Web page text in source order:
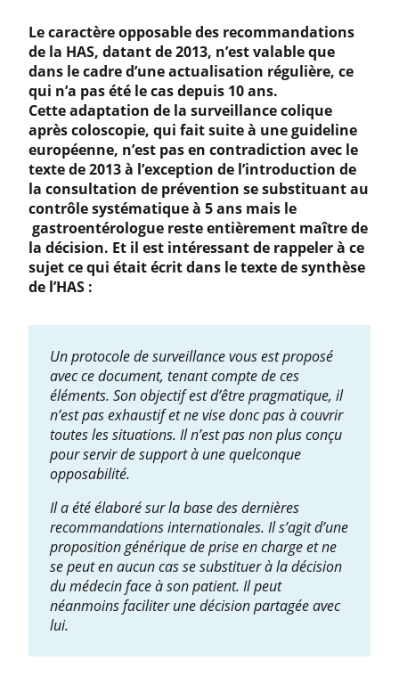
Le caractère opposable des recommandations
de la HAS, datant de 2013, n’est valable que
dans le cadre d’une actualisation régulière, ce
qui n’a pas été le cas depuis 10 ans.
Cette adaptation de la surveillance colique
après coloscopie, qui fait suite à une guideline
européenne, n’est pas en contradiction avec le
texte de 2013 à l’exception de l’introduction de
la consultation de prévention se substituant au
contrôle systématique à 5 ans mais le
gastroentérologue reste entièrement maître de
la décision. Et il est intéressant de rappeler à ce
sujet ce qui était écrit dans le texte de synthèse
de l’HAS :
Un protocole de surveillance vous est proposé
avec ce document, tenant compte de ces
éléments. Son objectif est d’être pragmatique, il
n’est pas exhaustif et ne vise donc pas à couvrir
toutes les situations. Il n’est pas non plus conçu
pour servir de support à une quelconque
opposabilité.
Il a été élaboré sur la base des dernières
recommandations internationales. Il s’agit d’une
proposition générique de prise en charge et ne
se peut en aucun cas se substituer à la décision
du médecin face à son patient. Il peut
néanmoins faciliter une décision partagée avec
lui.